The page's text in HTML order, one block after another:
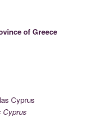
of Greece
Cyprus